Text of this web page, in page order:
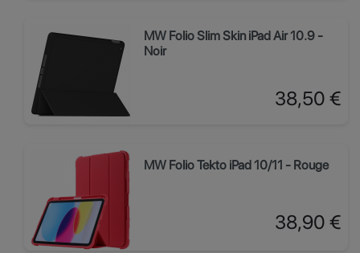
MW Folio Slim Skin iPad Air 10.9 -
Noir
Prix
38,50 €
MW Folio Tekto iPad 10/11 - Rouge
Prix
38,90 €